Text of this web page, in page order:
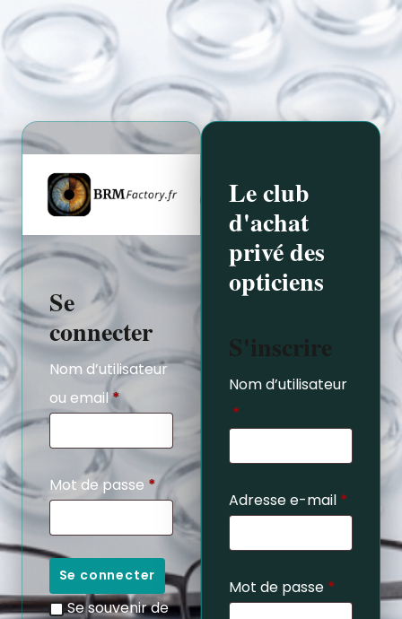
Se
connecter
Nom d’utilisateur
ou email*
Mot de passe *
Se connecter
Se souvenir de
Le club
d'achat
privé des
opticiens
S'inscrire
Nom d’utilisateur
*
Adresse e-mail *
Mot de passe *